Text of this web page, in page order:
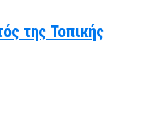
της Τοπικής